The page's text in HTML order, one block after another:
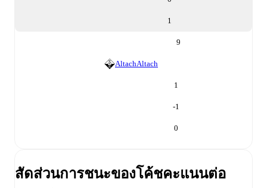
1
9
AltachAltach
1
-1
0
สัดส่วนการชนะของโค้ชคะแนนต่อ